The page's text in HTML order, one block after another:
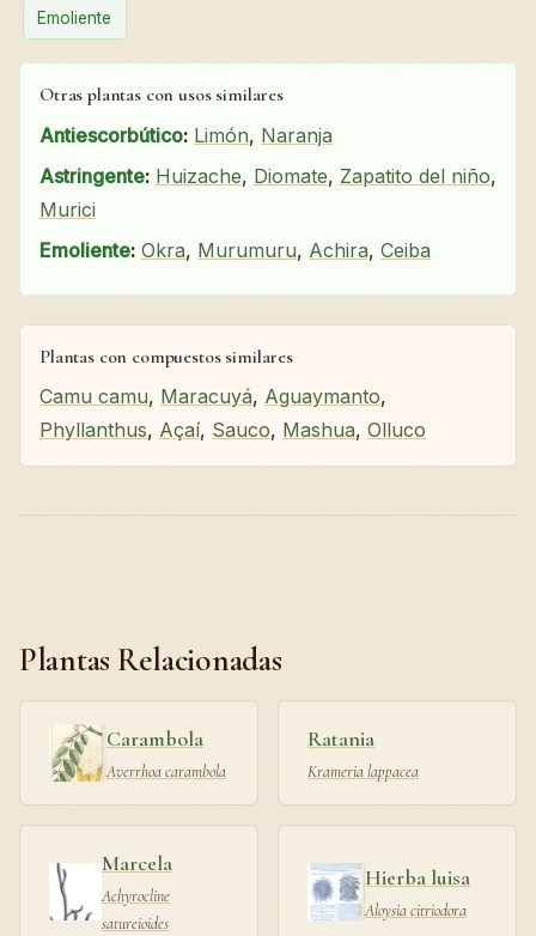
Emoliente
Otras plantas con usos similares
Antiescorbútico: Limón, Naranja
Astringente: Huizache, Diomate, Zapatito del niño,
Murici
Emoliente: Okra, Murumuru, Achira, Ceiba
Plantas con compuestos similares
Camu camu, Maracuyá, Aguaymanto,
Phyllanthus, Açaí, Sauco, Mashua, Olluco
Plantas Relacionadas
Carambola
Averrhoa carambola
Ratania
Krameria lappacea
Marcela
Achyrocline
satureioides
Hierba luisa
Aloysia citriodora